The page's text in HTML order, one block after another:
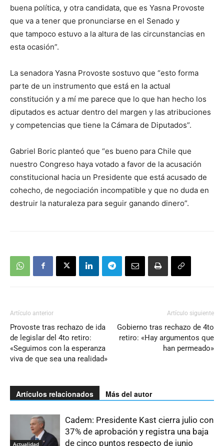
buena política, y otra candidata, que es Yasna Provoste
que va a tener que pronunciarse en el Senado y
que tampoco estuvo a la altura de las circunstancias en
esta ocasión”.
La senadora Yasna Provoste sostuvo que “esto forma
parte de un instrumento que está en la actual
constitución y a mí me parece que lo que han hecho los
diputados es actuar dentro del margen y las atribuciones
y competencias que tiene la Cámara de Diputados”.
Gabriel Boric planteó que “es bueno para Chile que
nuestro Congreso haya votado a favor de la acusación
constitucional hacia un Presidente que está acusado de
cohecho, de negociación incompatible y que no duda en
destruir la naturaleza para seguir ganando dinero”.
Artículo anterior
Provoste tras rechazo de ida
de legislar del 4to retiro:
«Seguimos con la esperanza
viva de que sea una realidad»
Artículo siguiente
Gobierno tras rechazo de 4to
retiro: «Hay argumentos que
han permeado»
Artículos relacionados Más del autor
Actualidad
Cadem: Presidente Kast cierra julio con
37% de aprobación y registra una baja
de cinco puntos respecto de junio